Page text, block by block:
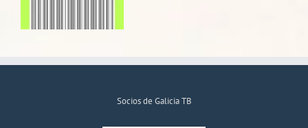
Socios de Galicia TB